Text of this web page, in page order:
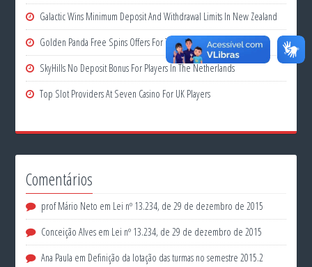
Galactic Wins Minimum Deposit And Withdrawal Limits In New Zealand
Golden Panda Free Spins Offers For The Netherlands
SkyHills No Deposit Bonus For Players In The Netherlands
Top Slot Providers At Seven Casino For UK Players
Comentários
prof Mário Neto em Lei nº 13.234, de 29 de dezembro de 2015
Conceição Alves em Lei nº 13.234, de 29 de dezembro de 2015
Ana Paula em Definição da lotação das turmas no semestre 2015.2